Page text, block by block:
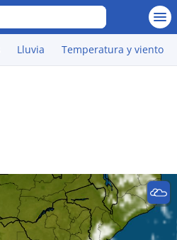
Lluvia Temperatura y viento